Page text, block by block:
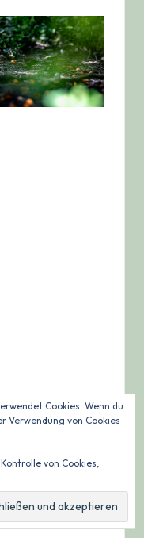
Cookies. Wenn du
Verwendung von Cookies
von Cookies,